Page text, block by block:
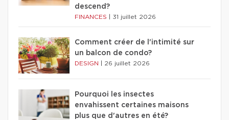
descend?
FINANCES 31 juillet 2026
Comment créer de l'intimité sur
un balcon de condo?
DESIGN 26 juillet 2026
Pourquoi les insectes
envahissent certaines maisons
plus que d'autres en été?